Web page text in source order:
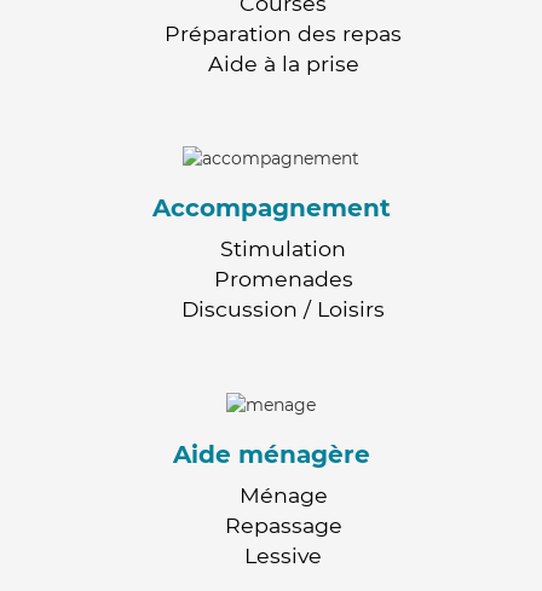
Préparation des repas
Aide à la prise
Accompagnement
Stimulation
Promenades
Discussion / Loisirs
Aide ménagère
Ménage
Repassage
Lessive